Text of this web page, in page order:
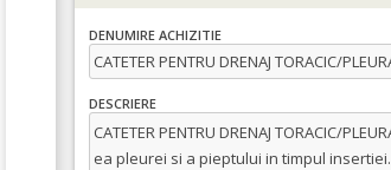
DENUMIRE ACHIZITIE
CATETER PENTRU DRENAJ TORACIC/
DESCRIERE
CATETER PENTRU DRENAJ TORACIC/
ea pleurei si a pieptului in timpul